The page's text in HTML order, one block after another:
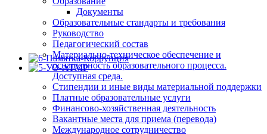
Документы
Образовательные стандарты и требования
Руководство
Педагогический состав
Материально-техническое обеспечение и
оснащенность образовательного процесса.
Доступная среда.
Стипендии и иные виды материальной поддержки
Платные образовательные услуги
Финансово-хозяйственная деятельность
Вакантные места для приема (перевода)
Международное сотрудничество